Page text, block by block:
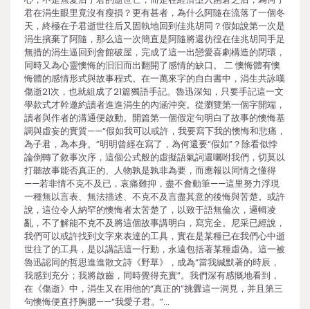
君在涓生眼里竟沒有瘦損？更有甚者，為什么阿隨在流落了一個冬
天，終極在子君逝世往后又固執地回到佳兆胡同？假如說第一次是
涓生擯棄了阿隨，那么這一次簡直是阿隨將還彷徨在佳兆胡同手足
無措的涓生逼回到會館破屋，完成了這一出戀愛喜劇構造的閉環，
同時又為心靈懊悔的汩汩而出翻開了感情的缺口。 二 懊悔體有懊
悔體的感情形式與故事程式。在一萬來字的自白書中，涓生共詠嘆
傷逝21次，也就組成了21篇獨語手記。魯迅深知，只要手記這一文
學款式才幹邀約讀者進進涓生的內涵沖突。從瀏覽第一個字開端，
讀者與作者的溝通便啟動。開篇第一個假定句明白了故事的懊悔基
調與虛妄的實質——“假如我可以或許，我要寫下我的懊悔和悲痛，
為子君，為本身。”明明曾經在寫了，為何還要“假如”？除看似悖
論倒轉了敘事次序，這個公式般的虛擬語氣詞還囑咐我們，切莫以
打聽故事能否真正的、人物孰是孰非為要，而應報以同情之懂得
——若非情不克不及已，哀痛難抑，盡不會動筆——這里努力浮現
一種無以言表、無法描述、不克不及言盡其意的後悔與苦楚。或許
說，這位令人納罕的懊悔者太苦楚了，以致于語無倫次，邏輯凌
亂，不了解能不克不及將這個故事講明白，寫完全。尼采已經說，
我們可以或許找到文字來表達的工具，實在是某種已在我們心中逝
世往了的工具，是以講話這一行動，永遠包括著某種虛偽。這一被
魯迅認同的哲思進進散文詩《野草》，成為“當我緘默著的時辰，
我感到充分；我將啟齒，同時覺得充實”。我們深有感慨地看到，
在《傷逝》中，涓生又在用他的“真正的”挑釁這一洞見，并且第三
句懊悔便直抒胸臆——“我愛子君。”…